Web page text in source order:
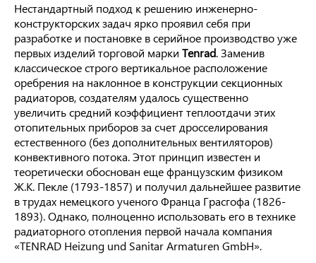
Нестандартный подход к решению инженерно-
конструкторских задач ярко проявил себя при
разработке и постановке в серийное производство уже
первых изделий торговой марки Tenrad. Заменив
классическое строго вертикальное расположение
оребрения на наклонное в конструкции секционных
радиаторов, создателям удалось существенно
увеличить средний коэффициент теплоотдачи этих
отопительных приборов за счет дросселирования
естественного (без дополнительных вентиляторов)
конвективного потока. Этот принцип известен и
теоретически обоснован еще французским физиком
Ж.К. Пекле (1793-1857) и получил дальнейшее развитие
в трудах немецкого ученого Франца Грасгофа (1826-
1893). Однако, полноценно использовать его в технике
радиаторного отопления первой начала компания
«TENRAD Heizung und Sanitar Armaturen GmbH».